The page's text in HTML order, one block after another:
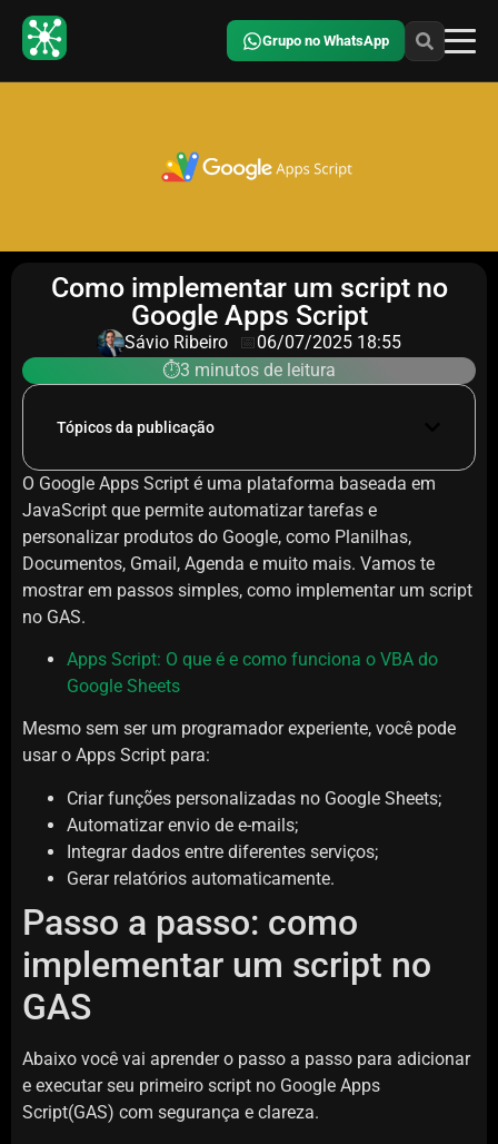
Grupo no WhatsApp
Como implementar um script no
Google Apps Script
Sávio Ribeiro 📅06/07/2025 18:55
⏱️3 minutos de leitura
Tópicos da publicação
O Google Apps Script é uma plataforma baseada em
JavaScript que permite automatizar tarefas e
personalizar produtos do Google, como Planilhas,
Documentos, Gmail, Agenda e muito mais. Vamos te
mostrar em passos simples, como implementar um script
no GAS.
Apps Script: O que é e como funciona o VBA do
Google Sheets
Mesmo sem ser um programador experiente, você pode
usar o Apps Script para:
Criar funções personalizadas no Google Sheets;
Automatizar envio de e-mails;
Integrar dados entre diferentes serviços;
Gerar relatórios automaticamente.
Passo a passo: como
implementar um script no
GAS
Abaixo você vai aprender o passo a passo para adicionar
e executar seu primeiro script no Google Apps
Script(GAS) com segurança e clareza.